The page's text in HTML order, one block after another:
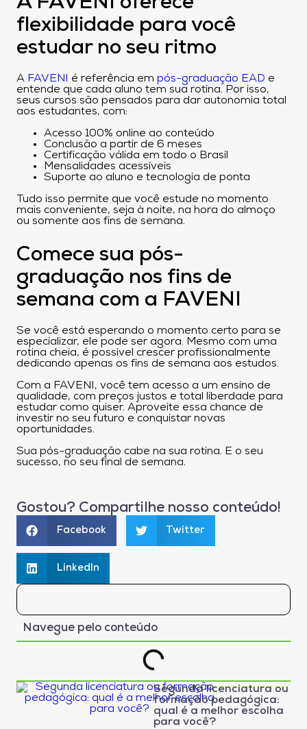
flexibilidade para você
estudar no seu ritmo
A FAVENI é referência em pós-graduação EAD e
entende que cada aluno tem sua rotina. Por isso,
seus cursos são pensados para dar autonomia total
aos estudantes, com:
Acesso 100% online ao conteúdo
Conclusão a partir de 6 meses
Certificação válida em todo o Brasil
Mensalidades acessíveis
Suporte ao aluno e tecnologia de ponta
Tudo isso permite que você estude no momento
mais conveniente, seja à noite, na hora do almoço
ou somente aos fins de semana.
Comece sua pós-
graduação nos fins de
semana com a FAVENI
Se você está esperando o momento certo para se
especializar, ele pode ser agora. Mesmo com uma
rotina cheia, é possível crescer profissionalmente
dedicando apenas os fins de semana aos estudos.
Com a FAVENI, você tem acesso a um ensino de
qualidade, com preços justos e total liberdade para
estudar como quiser. Aproveite essa chance de
investir no seu futuro e conquistar novas
oportunidades.
Sua pós-graduação cabe na sua rotina. E o seu
sucesso, no seu final de semana.
Gostou? Compartilhe nosso conteúdo!
Facebook Twitter
LinkedIn
Navegue pelo conteúdo
Segunda licenciatura ou
formação pedagógica:
qual é a melhor escolha
para você?